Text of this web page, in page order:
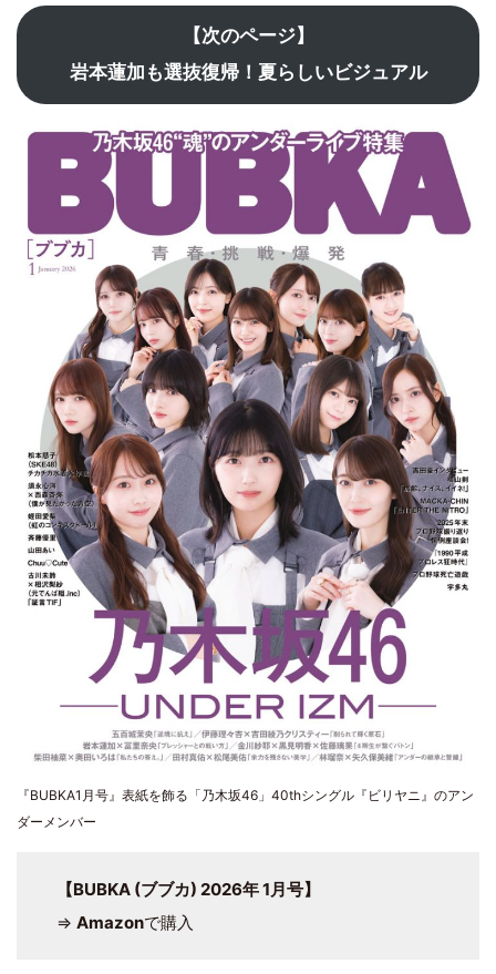
【次のページ】
岩本蓮加も選抜復帰！夏らしいビジュアル
『BUBKA1月号』表紙を飾る「乃木坂46」40thシングル『ビリヤニ』のアン
ダーメンバー
【BUBKA (ブブカ) 2026年 1月号】
⇒ Amazonで購入